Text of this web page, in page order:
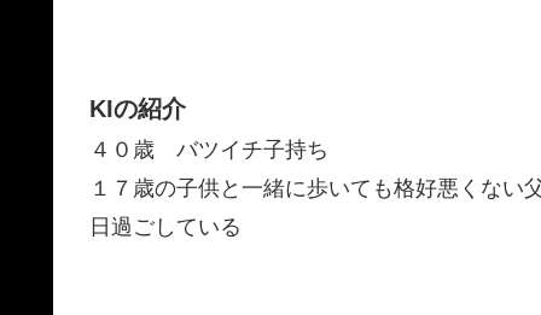
KIの紹介
４０歳 バツイチ子持ち
１７歳の子供と一緒に歩いても格好悪くな
日過ごしている